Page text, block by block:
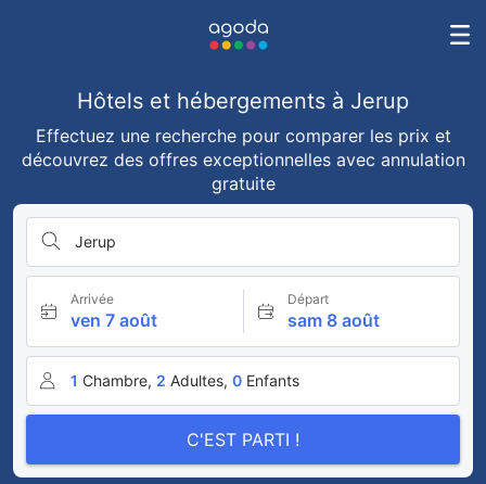
Hôtels et hébergements à Jerup
Effectuez une recherche pour comparer les prix et
découvrez des offres exceptionnelles avec annulation
gratuite
Jerup
Arrivée
ven 7 août
Départ
sam 8 août
1 Chambre, 2 Adultes, 0 Enfants
C'EST PARTI !